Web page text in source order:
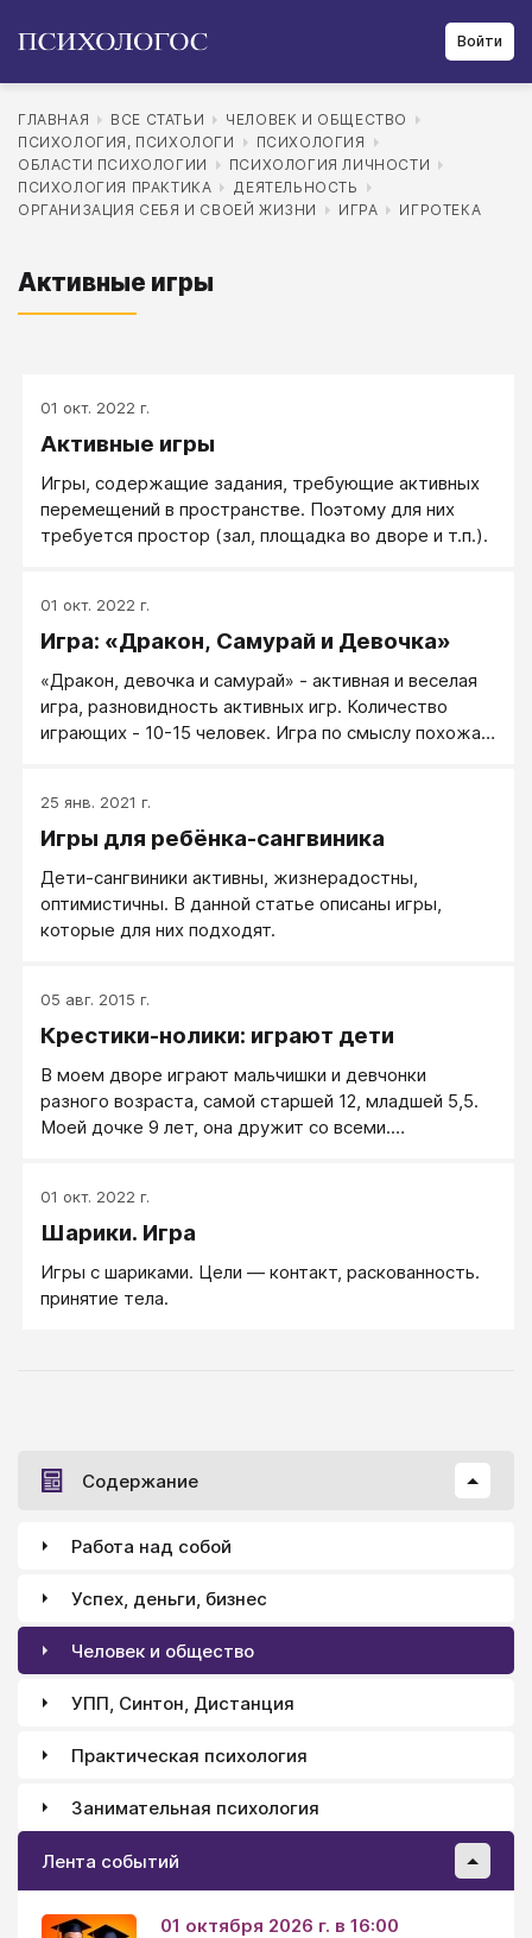
Войти
ГЛАВНАЯ ВСЕ СТАТЬИ
ЧЕЛОВЕК И ОБЩЕСТВО
ПСИХОЛОГИЯ, ПСИХОЛОГИ
ПСИХОЛОГИЯ
ОБЛАСТИ ПСИХОЛОГИИ
ПСИХОЛОГИЯ ЛИЧНОСТИ
ПСИХОЛОГИЯ ПРАКТИКА
ДЕЯТЕЛЬНОСТЬ
ОРГАНИЗАЦИЯ СЕБЯ И СВОЕЙ ЖИЗНИ
ИГРА ИГРОТЕКА
Активные игры
01 окт. 2022 г.
Активные игры
Игры, содержащие задания, требующие активных
перемещений в пространстве. Поэтому для них
требуется простор (зал, площадка во дворе и т.п.).
01 окт. 2022 г.
Игра: «Дракон, Самурай и Девочка»
«Дракон, девочка и самурай» - активная и веселая
игра, разновидность активных игр. Количество
играющих - 10-15 человек. Игра по смыслу похожа
25 янв. 2021 г.
Игры для ребёнка-сангвиника
Дети-сангвиники активны, жизнерадостны,
оптимистичны. В данной статье описаны игры,
которые для них подходят.
05 авг. 2015 г.
Крестики-нолики: играют дети
В моем дворе играют мальчишки и девчонки
разного возраста, самой старшей 12, младшей 5,5.
Моей дочке 9 лет, она дружит со всеми.
подтянулись, поставила задачу.
01 окт. 2022 г.
Шарики. Игра
Игры с шариками. Цели ― контакт, раскованность.
принятие тела.
Содержание
Работа над собой
Успех, деньги, бизнес
Человек и общество
УПП, Синтон, Дистанция
Практическая психология
Занимательная психология
Лента событий
01 октября 2026 г. в 16:00